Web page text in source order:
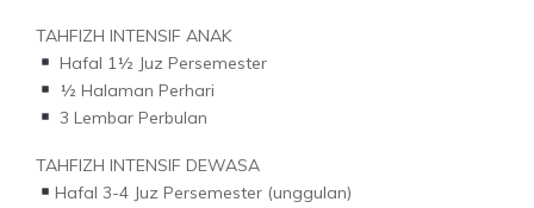
TAHFIZH INTENSIF ANAK
Hafal 1½ Juz Persemester
½ Halaman Perhari
3 Lembar Perbulan
TAHFIZH INTENSIF DEWASA
Hafal 3-4 Juz Persemester (unggulan)